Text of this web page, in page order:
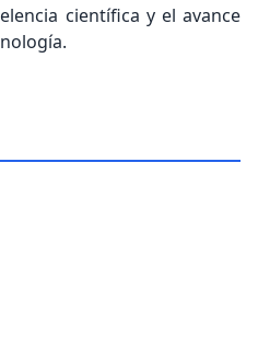
científica y el avance